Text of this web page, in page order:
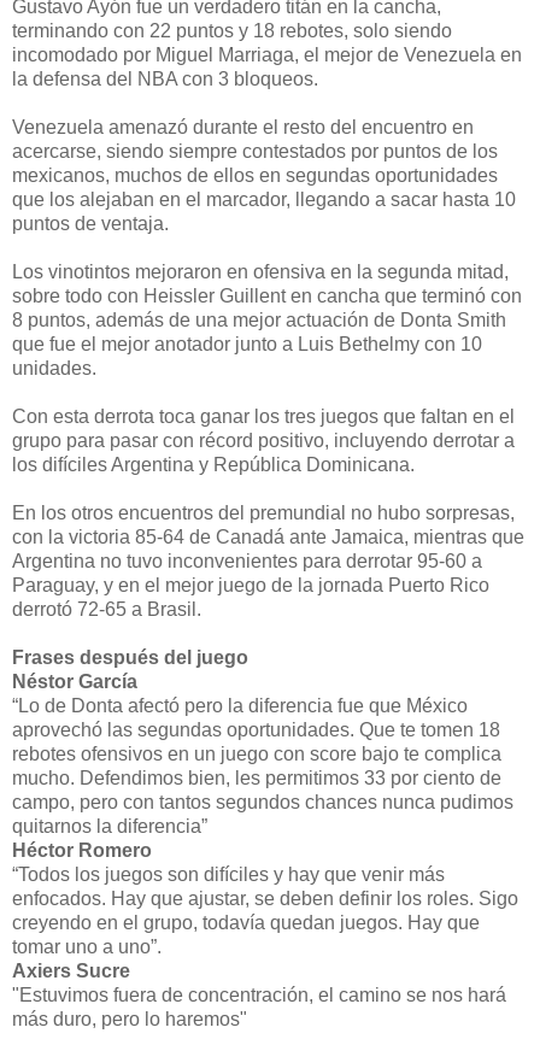
Gustavo Ayón fue un verdadero titán en la cancha,
terminando con 22 puntos y 18 rebotes, solo siendo
incomodado por Miguel Marriaga, el mejor de Venezuela en
la defensa del NBA con 3 bloqueos.
Venezuela amenazó durante el resto del encuentro en
acercarse, siendo siempre contestados por puntos de los
mexicanos, muchos de ellos en segundas oportunidades
que los alejaban en el marcador, llegando a sacar hasta 10
puntos de ventaja.
Los vinotintos mejoraron en ofensiva en la segunda mitad,
sobre todo con Heissler Guillent en cancha que terminó con
8 puntos, además de una mejor actuación de Donta Smith
que fue el mejor anotador junto a Luis Bethelmy con 10
unidades.
Con esta derrota toca ganar los tres juegos que faltan en el
grupo para pasar con récord positivo, incluyendo derrotar a
los difíciles Argentina y República Dominicana.
En los otros encuentros del premundial no hubo sorpresas,
con la victoria 85-64 de Canadá ante Jamaica, mientras que
Argentina no tuvo inconvenientes para derrotar 95-60 a
Paraguay, y en el mejor juego de la jornada Puerto Rico
derrotó 72-65 a Brasil.
Frases después del juego
Néstor García
“Lo de Donta afectó pero la diferencia fue que México
aprovechó las segundas oportunidades. Que te tomen 18
rebotes ofensivos en un juego con score bajo te complica
mucho. Defendimos bien, les permitimos 33 por ciento de
campo, pero con tantos segundos chances nunca pudimos
quitarnos la diferencia”
Héctor Romero
“Todos los juegos son difíciles y hay que venir más
enfocados. Hay que ajustar, se deben definir los roles. Sigo
creyendo en el grupo, todavía quedan juegos. Hay que
tomar uno a uno”.
Axiers Sucre
"Estuvimos fuera de concentración, el camino se nos hará
más duro, pero lo haremos"